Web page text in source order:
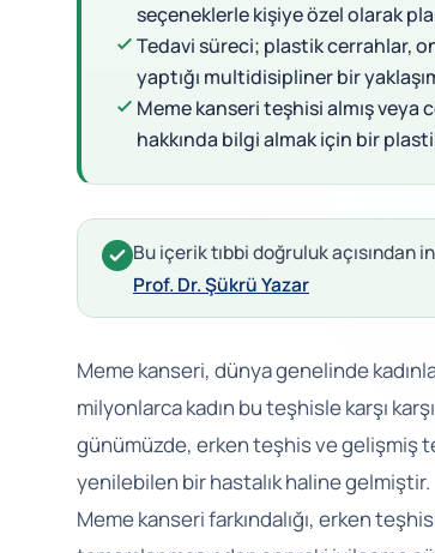
seçeneklerle kişiye özel olarak
Tedavi süreci; plastik cerrahlar,
yaptığı multidisipliner bir
Meme kanseri teşhisi almış
hakkında bilgi almak için bir
Bu içerik tıbbi doğruluk açısından
Prof. Dr. Şükrü Yazar
Meme kanseri, dünya genelinde
milyonlarca kadın bu teşhisle karşı
günümüzde, erken teşhis ve gelişmiş
yenilebilen bir hastalık haline gelmiştir.
Meme kanseri farkındalığı, erken